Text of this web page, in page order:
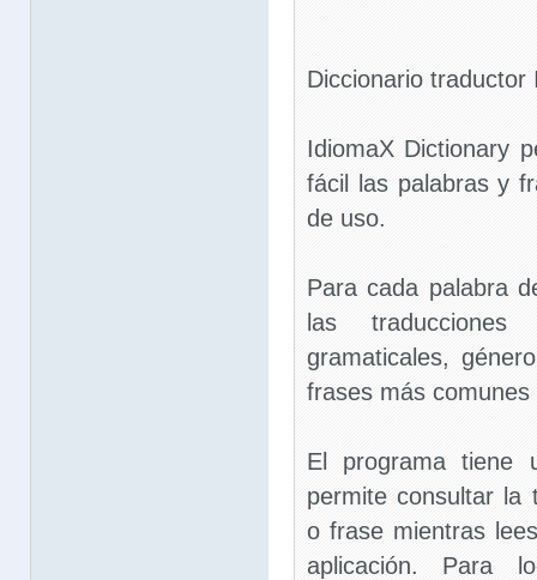
Diccionario
IdiomaX Dictionary
fácil las palabras y
de uso.
Para cada palabra
las
gramaticales,
frases más
El programa tiene
permite consultar la
o frase mientras
aplicación. Para